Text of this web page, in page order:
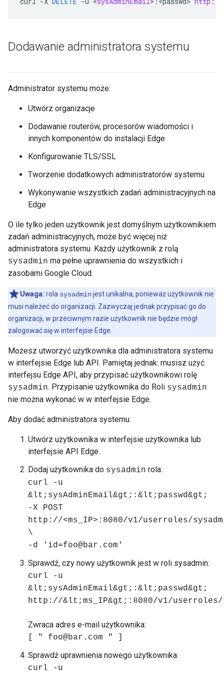
Dodawanie administratora systemu
Administrator systemu może:
Utwórz organizacje
Dodawanie routerów, procesorów wiadomości i
innych komponentów do instalacji Edge
Konfigurowanie TLS/SSL
Tworzenie dodatkowych administratorów systemu
Wykonywanie wszystkich zadań administracyjnych na
Edge
O ile tylko jeden użytkownik jest domyślnym użytkownikiem
zadań administracyjnych, może być więcej niż
administratora systemu. Każdy użytkownik z rolą
sysadmin ma pełne uprawnienia do wszystkich i
zasobami Google Cloud.
Uwaga: rola sysadminjest unikalna, ponieważ użytkownik nie
musi należeć do organizacji. Zazwyczaj jednak przypisać go do
organizacji, w przeciwnym razie użytkownik nie będzie mógł
zalogować się w interfejsie Edge.
Możesz utworzyć użytkownika dla administratora systemu
w interfejsie Edge lub API. Pamiętaj jednak: musisz użyć
interfejsu Edge API, aby przypisać użytkownikowi rolę
sysadmin. Przypisanie użytkownika do Roli sysadmin
nie można wykonać w w interfejsie Edge.
Aby dodać administratora systemu:
Utwórz użytkownika w interfejsie użytkownika lub
interfejsie API Edge.
Dodaj użytkownika do sysadmin rola:
curl -u
&lt;sysAdminEmail&gt;:&lt;passwd&gt;
-X POST
http://<ms_IP>:8080/v1/userroles/
\
-d 'id=foo@bar.com'
Sprawdź, czy nowy użytkownik jest w roli sysadmin:
curl -u
&lt;sysAdminEmail&gt;:&lt;passwd&gt;
http://&lt;ms_IP&gt;:8080/v1/userroles/
Zwraca adres e-mail użytkownika:
[ " foo@bar.com " ]
Sprawdź uprawnienia nowego użytkownika:
curl -u